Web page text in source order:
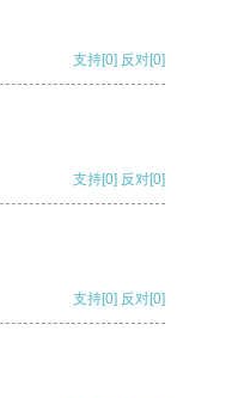
支持[0] 反对[0]
支持[0] 反对[0]
支持[0] 反对[0]